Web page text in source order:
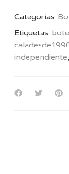
Categorías:
Etiquetas:
independiente,